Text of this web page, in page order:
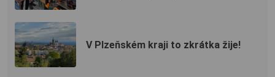
V Plzeňském kraji to zkrátka žije!